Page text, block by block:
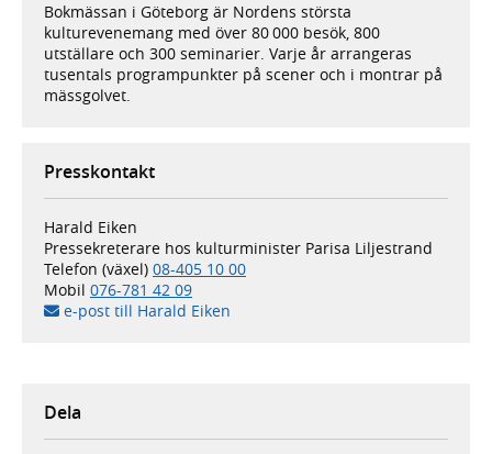
Bokmässan i Göteborg är Nordens största
kulturevenemang med över 80 000 besök, 800
utställare och 300 seminarier. Varje år arrangeras
tusentals programpunkter på scener och i montrar på
mässgolvet.
Presskontakt
Harald Eiken
Pressekreterare hos kulturminister Parisa Liljestrand
Telefon (växel) 08-405 10 00
Mobil 076-781 42 09
e-post till Harald Eiken
Dela